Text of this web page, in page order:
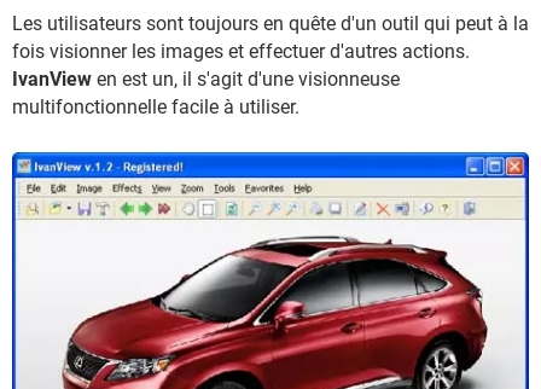
Les utilisateurs sont toujours en quête d'un outil qui peut à la
fois visionner les images et effectuer d'autres actions.
IvanView en est un, il s'agit d'une visionneuse
multifonctionnelle facile à utiliser.